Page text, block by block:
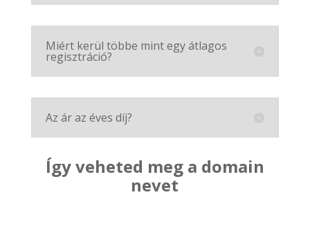
Miért kerül többe mint egy átlagos
regisztráció?
Az ár az éves díj?
Így veheted meg a domain
nevet